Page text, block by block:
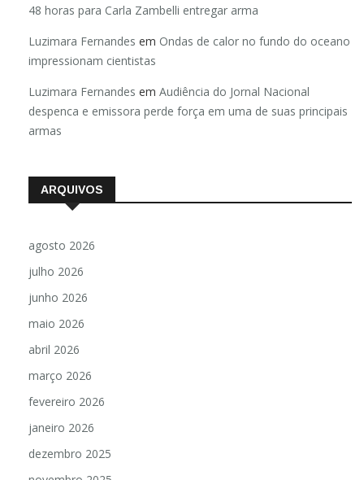
48 horas para Carla Zambelli entregar arma
Luzimara Fernandes em Ondas de calor no fundo do oceano
impressionam cientistas
Luzimara Fernandes em Audiência do Jornal Nacional
despenca e emissora perde força em uma de suas principais
armas
ARQUIVOS
agosto 2026
julho 2026
junho 2026
maio 2026
abril 2026
março 2026
fevereiro 2026
janeiro 2026
dezembro 2025